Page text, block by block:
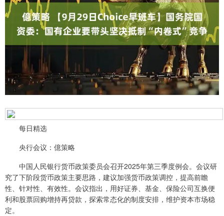
每日精选
央行会议：億策略
中国人民银行货币政策委员会召开2025年第三季度例会。会议研
究了下阶段货币政策主要思路，建议加强货币政策调控，提高前瞻
性、针对性、有效性。会议指出，用好证券、基金、保险公司互换便
利和股票回购增持再贷款，探索常态化的制度安排，维护资本市场稳
定。